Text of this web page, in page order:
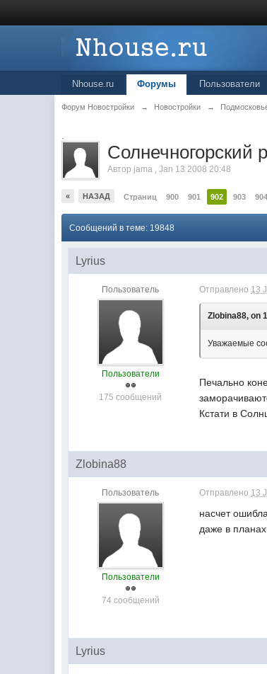
Nhouse.ru Форумы Пользователи
Форум Новостройки → Новостройки →
.
Автор jama ,Jan 13 2008 20:48
« НАЗАД Страниц 900 901 902 903 904
Сообщений в теме: 19848
Lyrius
Пользователь
Пользователи
175 сообщений
Отправлено 13
Zlobina88, on
Уважаемые
Печально
Кстати в
Zlobina88
Пользователь
Пользователи
74 сообщений
Отправлено 13
насчет
даже в планах
Lyrius